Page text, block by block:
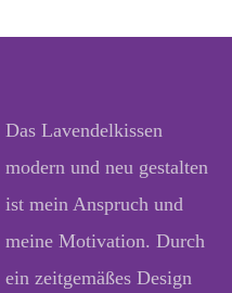
Das Lavendelkissen
modern und neu gestalten
ist mein Anspruch und
meine Motivation. Durch
ein zeitgemäßes Design